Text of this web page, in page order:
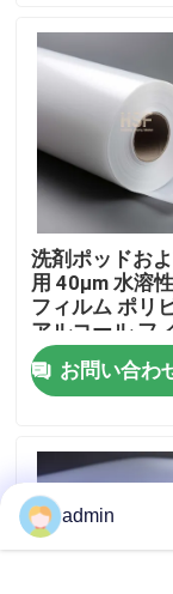
ビデオ
企業情報
会社案内
品質管理
お問い合わせ
高密度ポリエ
低密度ポリ
洗剤ポッドお
用 40μm 水溶
フィルム ポリ
アルコール フ
200mm-
お問い合わ
admin